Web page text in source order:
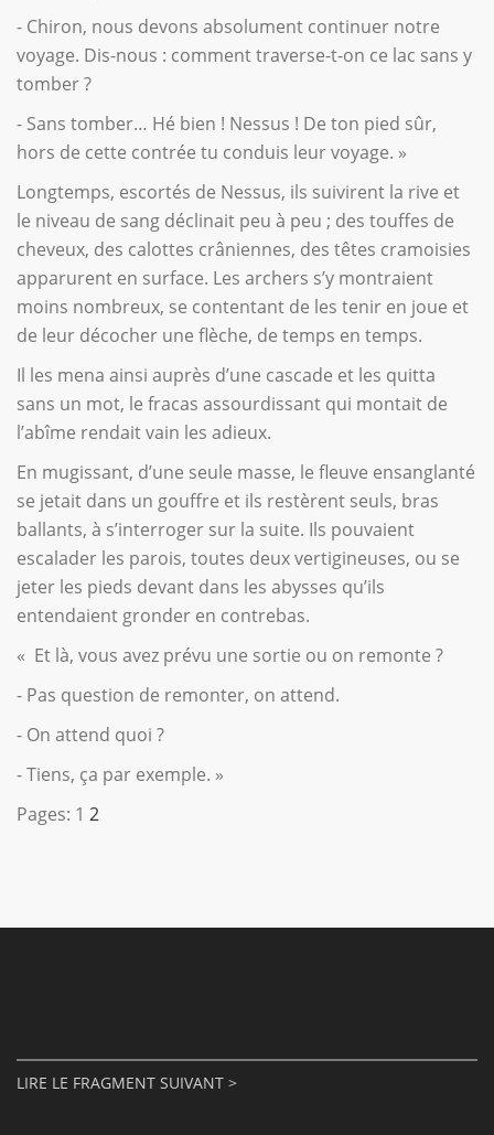
- Chiron, nous devons absolument continuer notre
voyage. Dis-nous : comment traverse-t-on ce lac sans y
tomber ?
- Sans tomber… Hé bien ! Nessus ! De ton pied sûr,
hors de cette contrée tu conduis leur voyage. »
Longtemps, escortés de Nessus, ils suivirent la rive et
le niveau de sang déclinait peu à peu ; des touffes de
cheveux, des calottes crâniennes, des têtes cramoisies
apparurent en surface. Les archers s’y montraient
moins nombreux, se contentant de les tenir en joue et
de leur décocher une flèche, de temps en temps.
Il les mena ainsi auprès d’une cascade et les quitta
sans un mot, le fracas assourdissant qui montait de
l’abîme rendait vain les adieux.
En mugissant, d’une seule masse, le fleuve ensanglanté
se jetait dans un gouffre et ils restèrent seuls, bras
ballants, à s’interroger sur la suite. Ils pouvaient
escalader les parois, toutes deux vertigineuses, ou se
jeter les pieds devant dans les abysses qu’ils
entendaient gronder en contrebas.
« Et là, vous avez prévu une sortie ou on remonte ?
- Pas question de remonter, on attend.
- On attend quoi ?
- Tiens, ça par exemple. »
Pages: 1 2
LIRE LE FRAGMENT SUIVANT >